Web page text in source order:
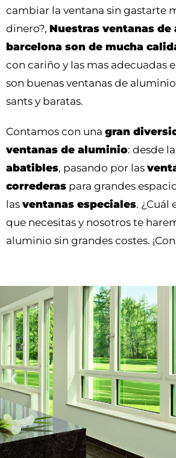
cambiar la ventana sin gastarte
dinero?, Nuestras ventanas
barcelona son de mucha
con cariño y las mas adecuadas
son buenas ventanas de
sants y baratas.
Contamos con una gran
ventanas de aluminio: desde
abatibles, pasando por las
correderas para grandes
las ventanas especiales. ¿Cuál
que necesitas y nosotros te
aluminio sin grandes costes.